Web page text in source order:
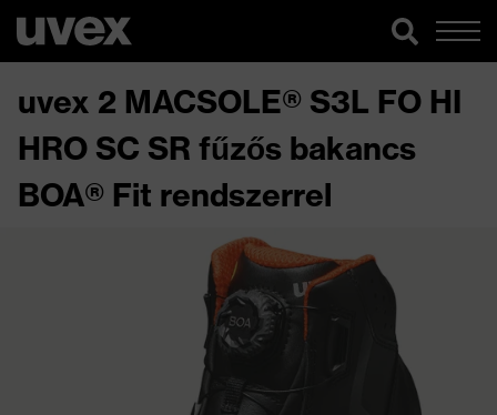
uvex 2 MACSOLE® S3L FO HI
HRO SC SR fűzős bakancs
BOA® Fit rendszerrel